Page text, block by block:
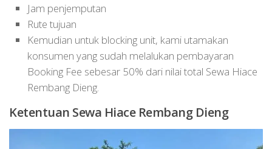
Jam penjemputan
Rute tujuan
Kemudian untuk blocking unit, kami utamakan
konsumen yang sudah melalukan pembayaran
Booking Fee sebesar 50% dari nilai total Sewa Hiace
Rembang Dieng.
Ketentuan Sewa Hiace Rembang Dieng